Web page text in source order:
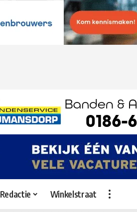
Redactie Winkelstraat